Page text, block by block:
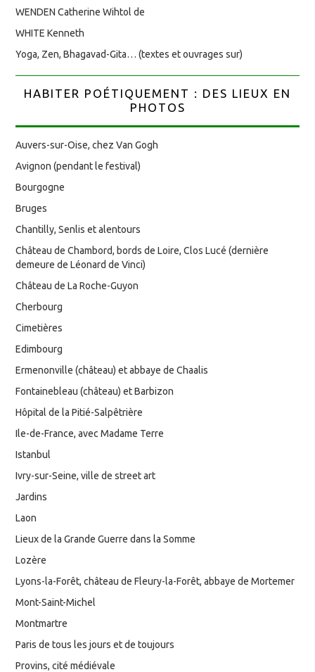
WENDEN Catherine Wihtol de
WHITE Kenneth
Yoga, Zen, Bhagavad-Gita… (textes et ouvrages sur)
HABITER POÉTIQUEMENT : DES LIEUX EN
PHOTOS
Auvers-sur-Oise, chez Van Gogh
Avignon (pendant le festival)
Bourgogne
Bruges
Chantilly, Senlis et alentours
Château de Chambord, bords de Loire, Clos Lucé (dernière
demeure de Léonard de Vinci)
Château de La Roche-Guyon
Cherbourg
Cimetières
Edimbourg
Ermenonville (château) et abbaye de Chaalis
Fontainebleau (château) et Barbizon
Hôpital de la Pitié-Salpêtrière
Ile-de-France, avec Madame Terre
Istanbul
Ivry-sur-Seine, ville de street art
Jardins
Laon
Lieux de la Grande Guerre dans la Somme
Lozère
Lyons-la-Forêt, château de Fleury-la-Forêt, abbaye de Mortemer
Mont-Saint-Michel
Montmartre
Paris de tous les jours et de toujours
Provins, cité médiévale